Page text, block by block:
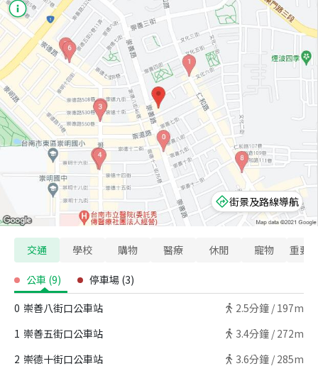
街景及路線導航
交通 學校 購物 醫療 休閒 寵物 重要
公車 (9) 停車場 (3)
0 崇善八街口公車站 2.5分鐘 / 197m
1 崇善五街口公車站 3.4分鐘 / 272m
2 崇德十街口公車站 3.6分鐘 / 285m